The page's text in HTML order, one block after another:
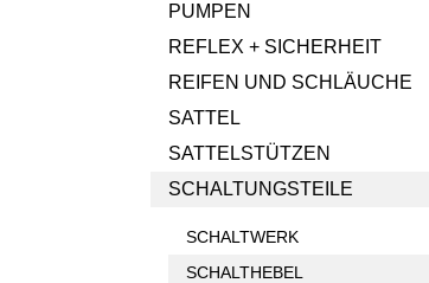
PUMPEN
REFLEX + SICHERHEIT
REIFEN UND SCHLÄUCHE
SATTEL
SATTELSTÜTZEN
SCHALTUNGSTEILE
SCHALTWERK
SCHALTHEBEL